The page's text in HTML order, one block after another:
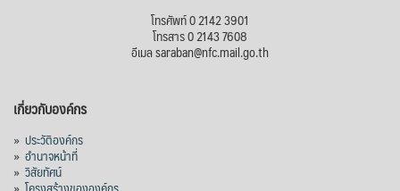
โทรศัพท์ 0 2142 3901
โทรสาร 0 2143 7608
อีเมล saraban@nfc.mail.go.th
เกี่ยวกับองค์กร
» ประวัติองค์กร
» อำนาจหน้าที่
» วิสัยทัศน์